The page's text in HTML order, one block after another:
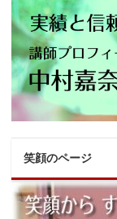
笑顔のページ